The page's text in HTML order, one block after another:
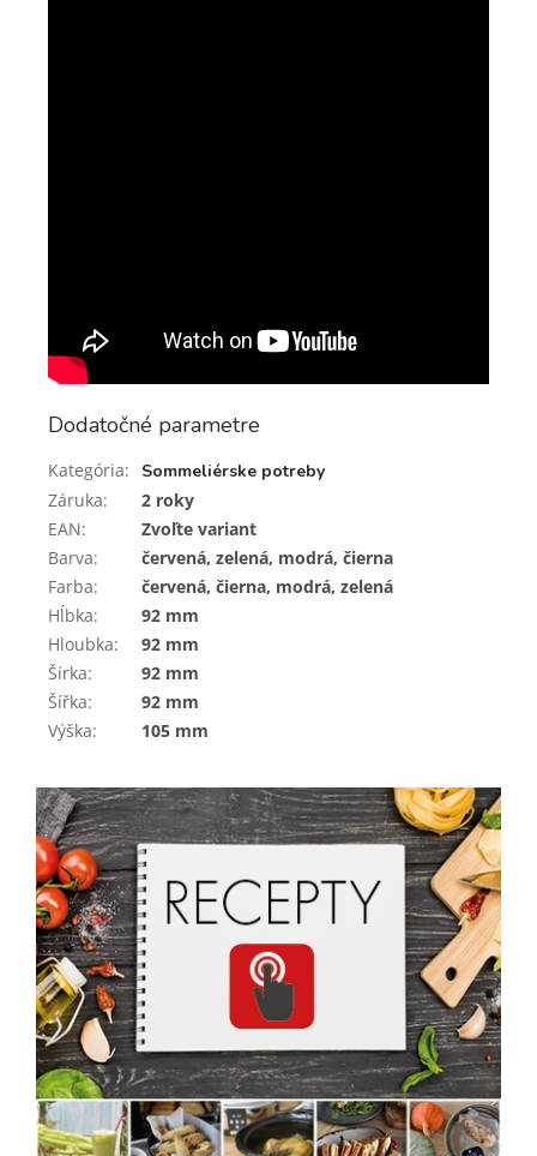
Dodatočné parametre
Kategória:
Sommeliérske potreby
Záruka:
2 roky
EAN:
Zvoľte variant
Barva:
červená, zelená, modrá, čierna
Farba:
červená, čierna, modrá, zelená
Hĺbka:
92 mm
Hloubka:
92 mm
Šírka:
92 mm
Šířka:
92 mm
Výška: 105 mm